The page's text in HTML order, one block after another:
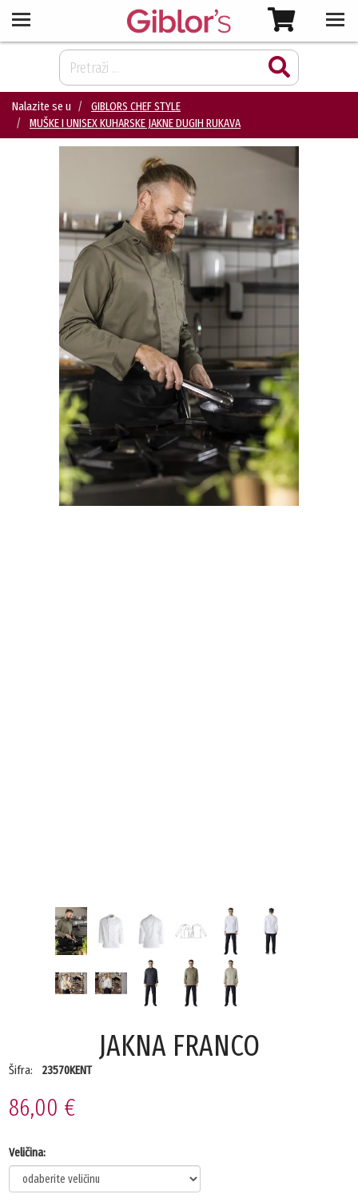
Nalazite se u
GIBLORS CHEF STYLE
MUŠKE I UNISEX KUHARSKE JAKNE DUGIH RUKAVA
JAKNA FRANCO
Šifra: 23570KENT
86,00 €
Veličina: